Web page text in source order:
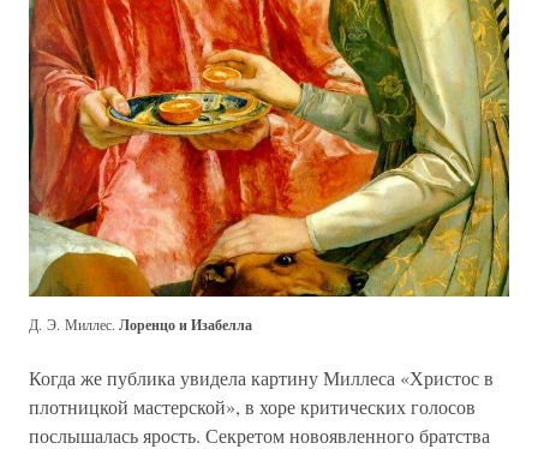
Д. Э. Миллес. Лоренцо и Изабелла
Когда же публика увидела картину Миллеса «Христос в
плотницкой мастерской», в хоре критических голосов
послышалась ярость. Секретом новоявленного братства